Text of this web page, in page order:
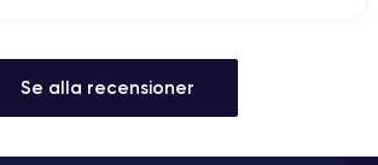
Se alla recensioner